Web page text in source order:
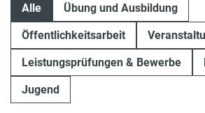
Alle Übung und Ausbildung
Öffentlichkeitsarbeit
Leistungsprüfungen & Bewerbe
Jugend